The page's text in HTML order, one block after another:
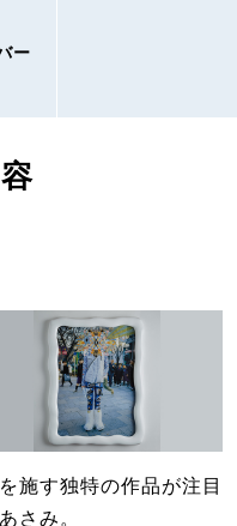
ー
施す独特の作品が注目
さみ。